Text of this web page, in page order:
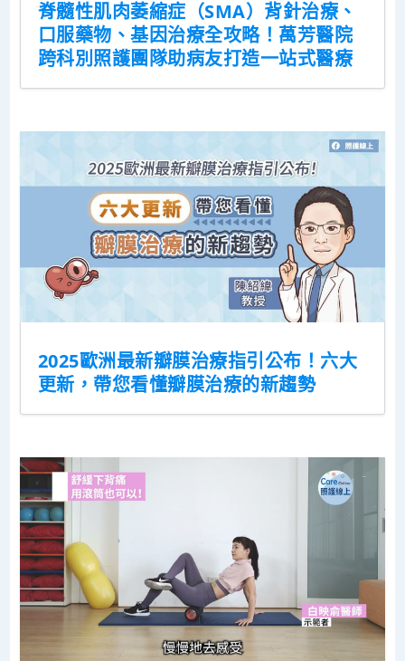
脊髓性肌肉萎縮症（SMA）背針治療、
口服藥物、基因治療全攻略！萬芳醫院
跨科別照護團隊助病友打造一站式醫療
2025歐洲最新瓣膜治療指引公布！六大
更新，帶您看懂瓣膜治療的新趨勢